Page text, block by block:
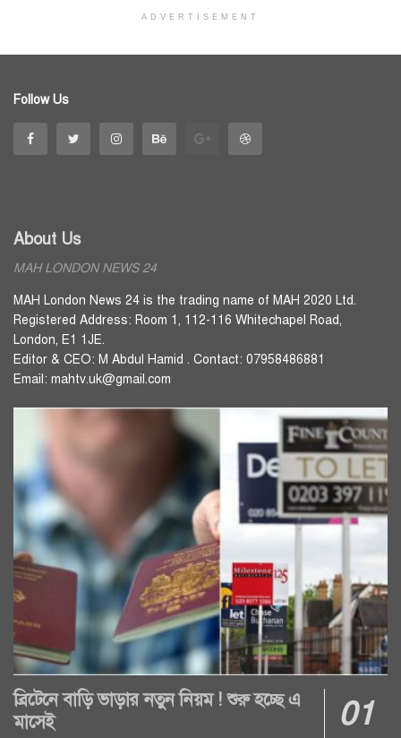
ADVERTISEMENT
Follow Us
About Us
MAH LONDON NEWS 24
MAH London News 24 is the trading name of MAH 2020 Ltd.
Registered Address: Room 1, 112-116 Whitechapel Road,
London, E1 1JE.
Editor & CEO: M Abdul Hamid . Contact: 07958486881
Email: mahtv.uk@gmail.com
ব্রিটেনে বাড়ি ভাড়ার নতুন নিয়ম ! শুরু হচ্ছে এ
মাসেই